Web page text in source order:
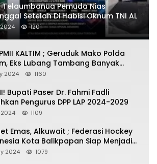
Telaumbanua Pemuda Nias
Setelah Di Habisi Oknum TNI AL
1201
KALTIM ; Geruduk Mako Polda
Eks Lubang Tambang Banyak
Korban
2024 1160
Bupati Paser Dr. Fahmi Fadli
Pengurus DPP LAP 2024-2029
1109
Emas, Alkuwait ; Federasi Hockey
Kota Balikpapan Siap Menjadi
Prestasi Di Kaltim
2024 1079